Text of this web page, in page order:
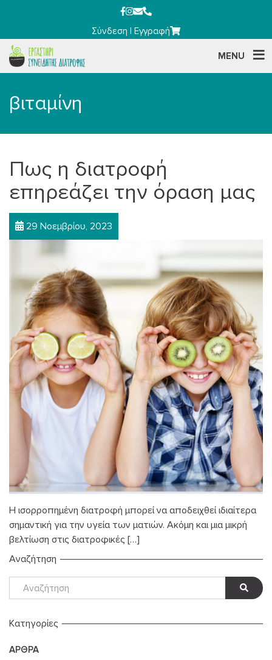
Σύνδεση |Εγγραφή
MENU
βιταμίνη
Πως η διατροφή
επηρεάζει την όραση μας
29 Νοεμβρίου, 2023
Η ισορροπημένη διατροφή μπορεί να αποδειχθεί ιδιαίτερα
σημαντική για την υγεία των ματιών. Ακόμη και μια μικρή
βελτίωση στις διατροφικές […]
Αναζήτηση
Kατηγορίες
ΆΡΘΡΑ